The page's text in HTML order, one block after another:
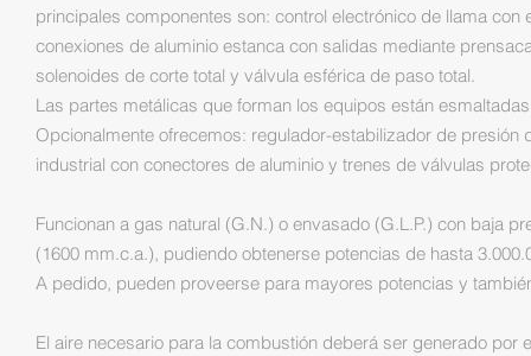
principales componentes son: control electrónico de llama
conexiones de aluminio estanca con salidas mediante
solenoides de corte total y válvula esférica de paso total.
Las partes metálicas que forman los equipos están
Opcionalmente ofrecemos: regulador-estabilizador de
industrial con conectores de aluminio y trenes de válvulas
Funcionan a gas natural (G.N.) o envasado (G.L.P.) con baja
(1600 mm.c.a.), pudiendo obtenerse potencias de hasta
A pedido, pueden proveerse para mayores potencias y
El aire necesario para la combustión deberá ser generado